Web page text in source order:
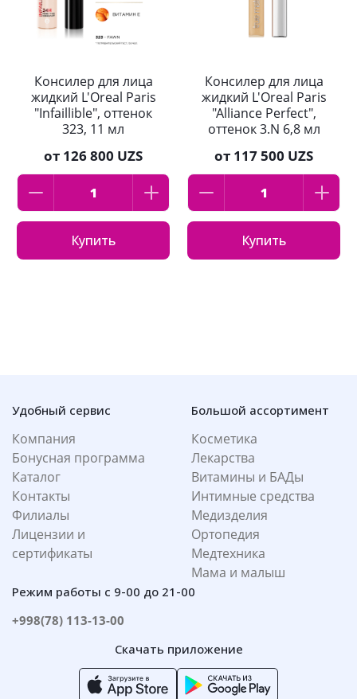
Консилер для лица
жидкий L'Oreal Paris
"Infaillible", оттенок
323, 11 мл
от 126 800 UZS
Купить
Консилер для лица
жидкий L'Oreal Paris
"Alliance Perfect",
оттенок 3.N 6,8 мл
от 117 500 UZS
Купить
Удобный сервис
Компания
Бонусная программа
Каталог
Контакты
Филиалы
Лицензии и
сертификаты
Большой ассортимент
Косметика
Лекарства
Витамины и БАДы
Интимные средства
Медизделия
Ортопедия
Медтехника
Мама и малыш
Режим работы с 9-00 до 21-00
+998(78) 113-13-00
Скачать приложение